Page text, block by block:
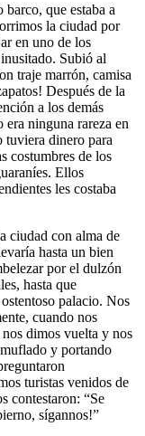
que estaba a
la ciudad por
en uno de los
Subió al
traje marrón, camisa
Después de la
a los demás
era ninguna rareza en
tuviera dinero para
costumbres de los
Ellos
les costaba
ciudad con alma de
hasta un bien
por el dulzón
hasta que
palacio. Nos
cuando nos
dimos vuelta y nos
y portando
turistas venidos de
contestaron:
Se
sígannos!